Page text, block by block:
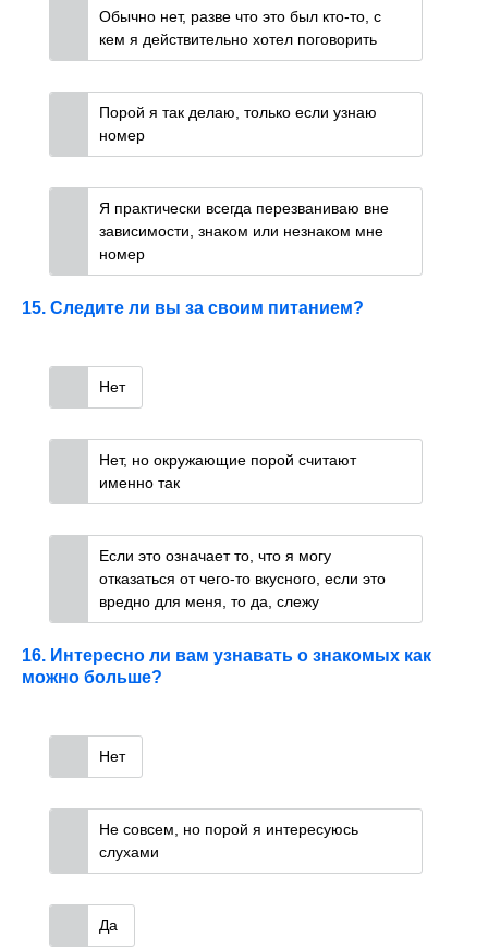
Обычно нет, разве что это был кто-то, с
кем я действительно хотел поговорить
Порой я так делаю, только если узнаю
номер
Я практически всегда перезваниваю вне
зависимости, знаком или незнаком мне
номер
15. Следите ли вы за своим питанием?
Нет
Нет, но окружающие порой считают
именно так
Если это означает то, что я могу
отказаться от чего-то вкусного, если это
вредно для меня, то да, слежу
16. Интересно ли вам узнавать о знакомых как
можно больше?
Нет
Не совсем, но порой я интересуюсь
слухами
Да